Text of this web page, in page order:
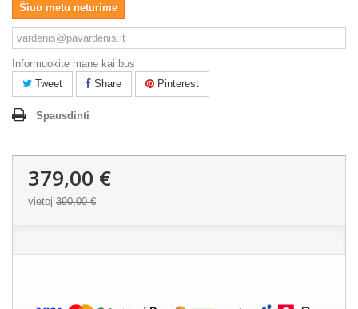
Šiuo metu neturime
Informuokite mane kai bus
Tweet
Share Pinterest
Spausdinti
379,00 €
vietoj 390,00 €